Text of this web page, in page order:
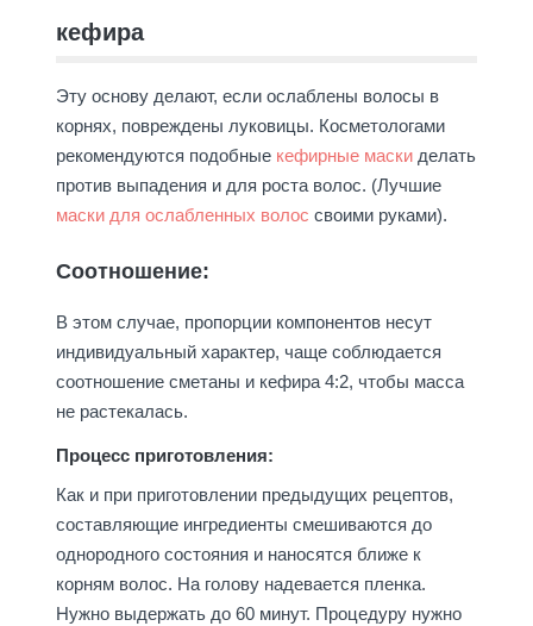
кефира
Эту основу делают, если ослаблены волосы в
корнях, повреждены луковицы. Косметологами
рекомендуются подобные кефирные маскиделать
против выпадения и для роста волос. (Лучшие
маски для ослабленных волос своими руками).
Соотношение:
В этом случае, пропорции компонентов несут
индивидуальный характер, чаще соблюдается
соотношение сметаны и кефира 4:2, чтобы масса
не растекалась.
Процесс приготовления:
Как и при приготовлении предыдущих рецептов,
составляющие ингредиенты смешиваются до
однородного состояния и наносятся ближе к
корням волос. На голову надевается пленка.
Нужно выдержать до 60 минут. Процедуру нужно